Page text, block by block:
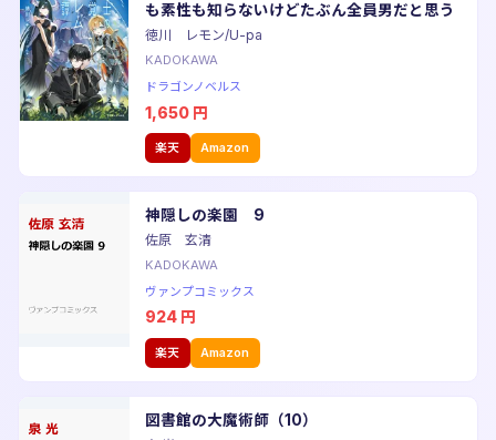
も素性も知らないけどたぶん全員男だと思う
徳川 レモン/U-pa
KADOKAWA
ドラゴンノベルス
1,650 円
楽天 Amazon
神隠しの楽園 9
佐原 玄清
KADOKAWA
ヴァンプコミックス
924 円
楽天 Amazon
図書館の大魔術師（10）